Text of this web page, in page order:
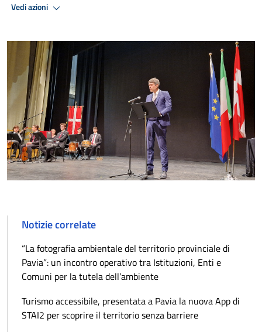
Vedi azioni
Notizie correlate
“La fotografia ambientale del territorio provinciale di
Pavia”: un incontro operativo tra Istituzioni, Enti e
Comuni per la tutela dell’ambiente
Turismo accessibile, presentata a Pavia la nuova App di
STAI2 per scoprire il territorio senza barriere